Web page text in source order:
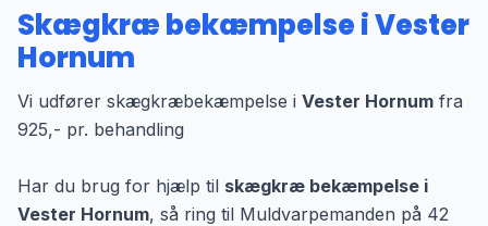
Skægkræ bekæmpelse i Vester
Hornum
Vi udfører skægkræbekæmpelse i Vester Hornum fra
925,- pr. behandling
Har du brug for hjælp til skægkræ bekæmpelse i
Vester Hornum, så ring til Muldvarpemanden på 42